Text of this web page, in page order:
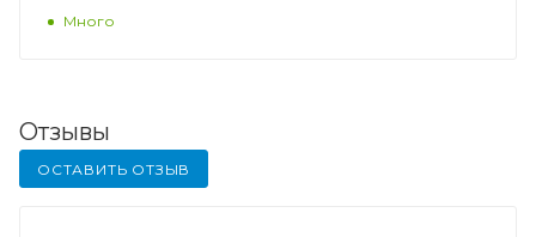
Много
Отзывы
ОСТАВИТЬ ОТЗЫВ